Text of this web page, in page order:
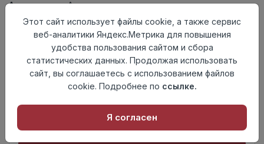
АктуальностьАктуален
Товарная
группа
Керамогранит
8,5
Поверхность матовая
Страна
происхождения
Россия
комплекта
Осталось134 упак
Этот сайт использует файлы cookie, а также сервис
веб-аналитики Яндекс.Метрика для повышения
удобства пользования сайтом и сбора
статистических данных. Продолжая использовать
сайт, вы соглашаетесь с использованием файлов
cookie. Подробнее по ссылке.
Я согласен